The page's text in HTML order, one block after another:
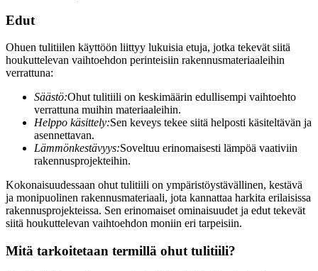
Edut
Ohuen tulitiilen käyttöön liittyy lukuisia etuja, jotka tekevät siitä
houkuttelevan vaihtoehdon perinteisiin rakennusmateriaaleihin
verrattuna:
Säästö:Ohut tulitiili on keskimäärin edullisempi vaihtoehto
verrattuna muihin materiaaleihin.
Helppo käsittely:Sen keveys tekee siitä helposti käsiteltävän ja
asennettavan.
Lämmönkestävyys:Soveltuu erinomaisesti lämpöä vaativiin
rakennusprojekteihin.
Kokonaisuudessaan ohut tulitiili on ympäristöystävällinen, kestävä
ja monipuolinen rakennusmateriaali, jota kannattaa harkita erilaisissa
rakennusprojekteissa. Sen erinomaiset ominaisuudet ja edut tekevät
siitä houkuttelevan vaihtoehdon moniin eri tarpeisiin.
Mitä tarkoitetaan termillä ohut tulitiili?